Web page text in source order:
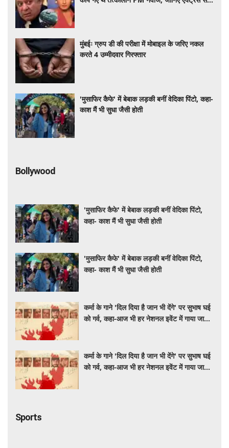
मुंबईः ग्रुप डी की परीक्षा में मोबाइल के जरिए नकल
करते 4 उम्मीदवार गिरफ्तार
'मुसाफिर कैफे' में बेबाक लड़की बनीं वेदिका पिंटो, कहा-
काश मैं भी सुधा जैसी होती
Bollywood
'मुसाफिर कैफे' में बेबाक लड़की बनीं वेदिका पिंटो,
कहा- काश मैं भी सुधा जैसी होती
'मुसाफिर कैफे' में बेबाक लड़की बनीं वेदिका पिंटो,
कहा- काश मैं भी सुधा जैसी होती
कर्मा के गाने 'दिल दिया है जान भी देंगे' पर सुभाष घई
को गर्व, कहा-आज भी हर नेशनल इवेंट में गाया जाता
कर्मा के गाने 'दिल दिया है जान भी देंगे' पर सुभाष घई
को गर्व, कहा-आज भी हर नेशनल इवेंट में गाया जाता
Sports